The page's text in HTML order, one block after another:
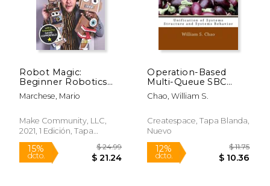
Robot Magic:
Beginner Robotics
for the Maker and
Magician (en Inglés)
Marchese, Mario
Make Community, LLC,
2021, 1 Edición, Tapa
Blanda, Nuevo
Operation-Based
Multi-Queue SBC
Process Algebra For
Systems Definition:
Systems Structure
and Systems
Chao, William S.
Createspace, Tapa Blanda,
Nuevo